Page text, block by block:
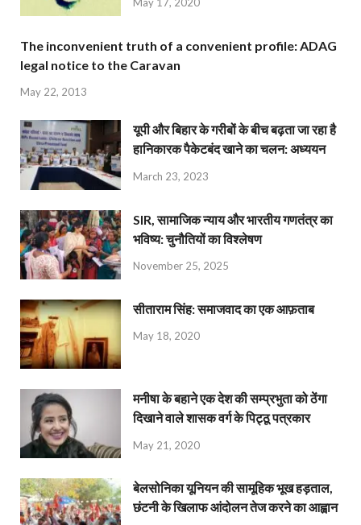
May 17, 2020
The inconvenient truth of a convenient profile: ADAG
legal notice to the Caravan
May 22, 2013
यूपी और बिहार के गरीबों के बीच बढ़ता जा रहा है
हानिकारक पैकेटबंद खाने का चलन: अध्ययन
March 23, 2023
SIR, सामाजिक न्याय और भारतीय गणतंत्र का
भविष्य: चुनौतियों का विश्लेषण
November 25, 2025
सीताराम सिंह: समाजवाद का एक आफ़ताब
May 18, 2020
मनीषा के बहाने एक देश की सम्प्रभुता को ठेंगा
दिखाने वाले शासक वर्ग के पिट्ठू पत्रकार
May 21, 2020
बेलसोनिका यूनियन की सामूहिक भूख हड़ताल,
छंटनी के खिलाफ आंदोलन तेज करने का आह्वान